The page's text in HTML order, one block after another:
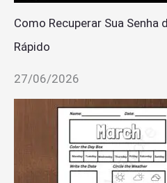
Como Recuperar Sua Senha
Rápido
27/06/2026